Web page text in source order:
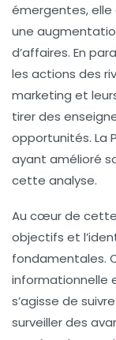
émergentes,
une
d’affaires. En
les actions des
marketing et
tirer des
opportunités. La
ayant amélioré
cette analyse.
Au cœur de
objectifs et
fondamentales.
informationnelle
s’agisse de
surveiller des